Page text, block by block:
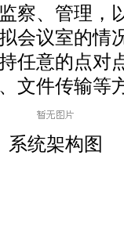
察、管理，
会议室的情
任意的点对
文件传输等
系统架构图